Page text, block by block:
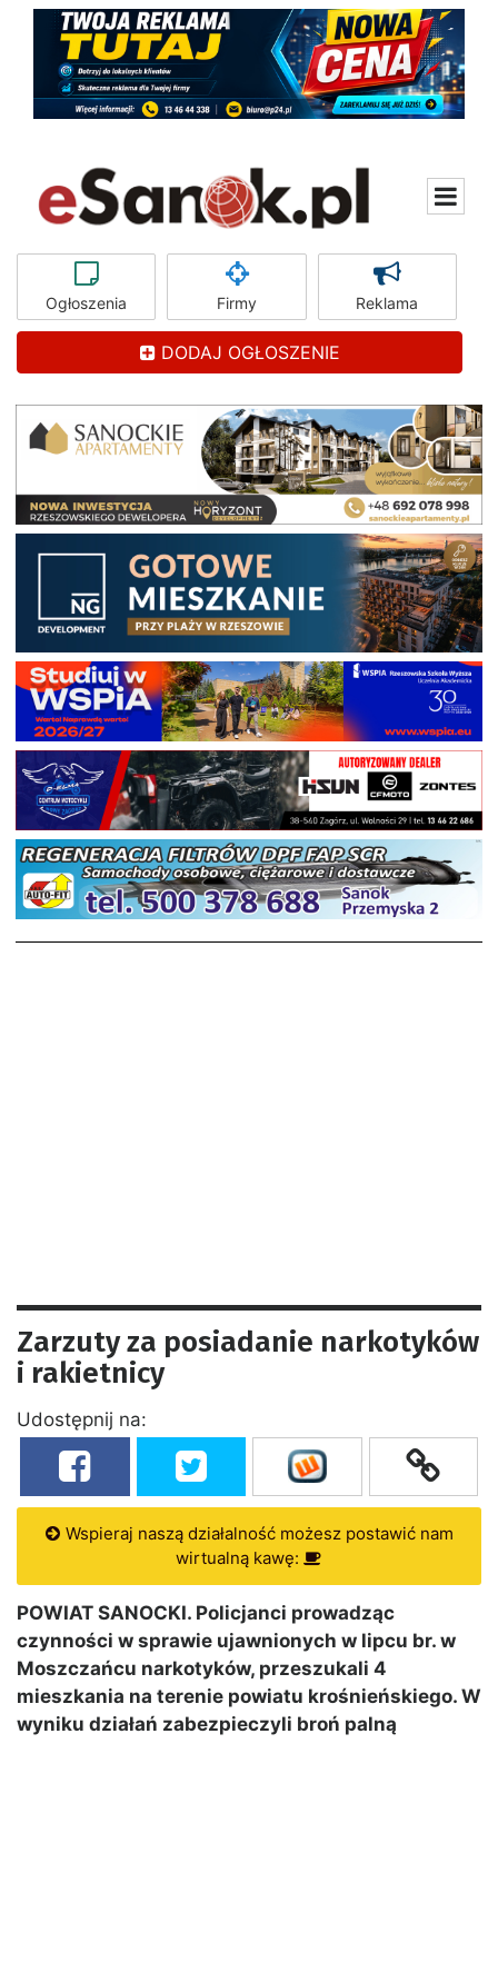
Ogłoszenia Firmy Reklama
DODAJ OGŁOSZENIE
Zarzuty za posiadanie narkotyków
i rakietnicy
Udostępnij na:
Wspieraj naszą działalność możesz postawić nam
wirtualną kawę:
POWIAT SANOCKI. Policjanci prowadząc
czynności w sprawie ujawnionych w lipcu br. w
Moszczańcu narkotyków, przeszukali 4
mieszkania na terenie powiatu krośnieńskiego. W
wyniku działań zabezpieczyli broń palną